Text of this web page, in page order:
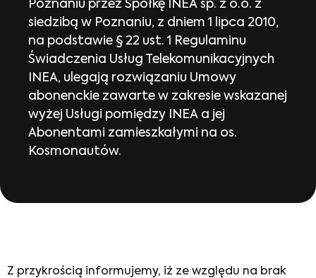
Poznaniu przez Spółkę INEA sp. z o.o. z
siedzibą w Poznaniu, z dniem 1 lipca 2010,
na podstawie § 22 ust. 1 Regulaminu
Świadczenia Usług Telekomunikacyjnych
INEA, ulegają rozwiązaniu Umowy
abonenckie zawarte w zakresie wskazanej
wyżej Usługi pomiędzy INEA a jej
Abonentami zamieszkałymi na os.
Kosmonautów.
Z przykrością informujemy, iż ze względu na brak